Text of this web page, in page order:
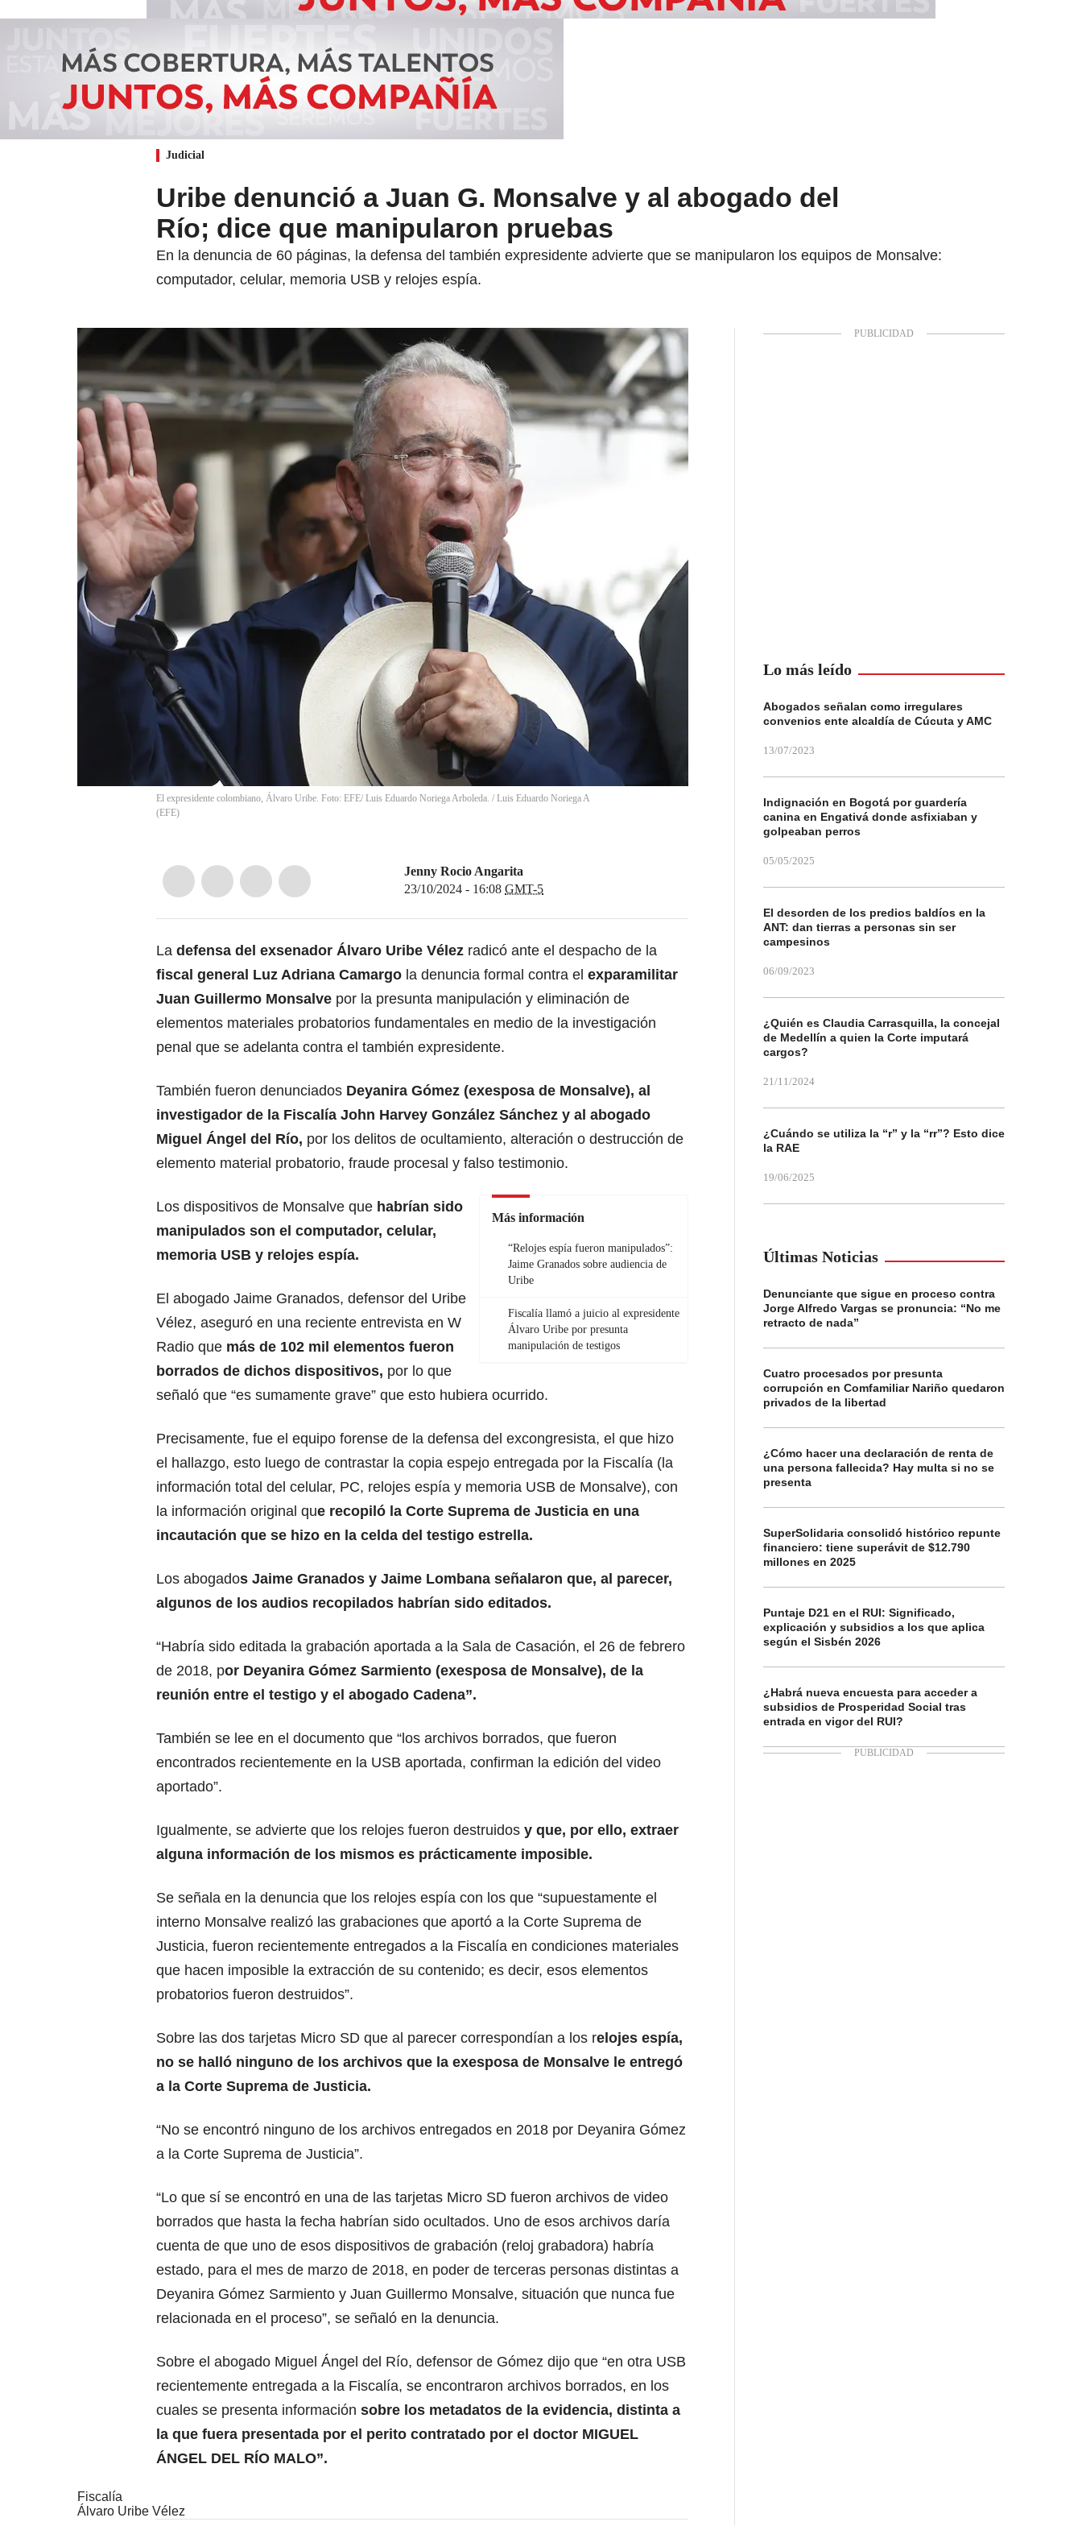
Judicial
Uribe denunció a Juan G. Monsalve y al abogado del
Río; dice que manipularon pruebas
En la denuncia de 60 páginas, la defensa del también expresidente advierte que se manipularon los equipos de Monsalve:
computador, celular, memoria USB y relojes espía.
El expresidente colombiano, Álvaro Uribe. Foto: EFE/ Luis Eduardo Noriega Arboleda. / Luis Eduardo Noriega A
(EFE)
Jenny Rocio Angarita
23/10/2024 - 16:08 GMT-5
La defensa del exsenador Álvaro Uribe Vélez radicó ante el despacho de la
fiscal general Luz Adriana Camargo la denuncia formal contra el exparamilitar
Juan Guillermo Monsalve por la presunta manipulación y eliminación de
elementos materiales probatorios fundamentales en medio de la investigación
penal que se adelanta contra el también expresidente.
También fueron denunciados Deyanira Gómez (exesposa de Monsalve), al
investigador de la Fiscalía John Harvey González Sánchez y al abogado
Miguel Ángel del Río, por los delitos de ocultamiento, alteración o destrucción de
elemento material probatorio, fraude procesal y falso testimonio.
Más información
“Relojes espía fueron manipulados”:
Jaime Granados sobre audiencia de
Uribe
Fiscalía llamó a juicio al expresidente
Álvaro Uribe por presunta
manipulación de testigos
Los dispositivos de Monsalve que habrían sido
manipulados son el computador, celular,
memoria USB y relojes espía.
El abogado Jaime Granados, defensor del Uribe
Vélez, aseguró en una reciente entrevista en W
Radio que más de 102 mil elementos fueron
borrados de dichos dispositivos, por lo que
señaló que “es sumamente grave” que esto hubiera ocurrido.
Precisamente, fue el equipo forense de la defensa del excongresista, el que hizo
el hallazgo, esto luego de contrastar la copia espejo entregada por la Fiscalía (la
información total del celular, PC, relojes espía y memoria USB de Monsalve), con
la información original que recopiló la Corte Suprema de Justicia en una
incautación que se hizo en la celda del testigo estrella.
Los abogados Jaime Granados y Jaime Lombana señalaron que, al parecer,
algunos de los audios recopilados habrían sido editados.
“Habría sido editada la grabación aportada a la Sala de Casación, el 26 de febrero
de 2018, por Deyanira Gómez Sarmiento (exesposa de Monsalve), de la
reunión entre el testigo y el abogado Cadena”.
También se lee en el documento que “los archivos borrados, que fueron
encontrados recientemente en la USB aportada, confirman la edición del video
aportado”.
Igualmente, se advierte que los relojes fueron destruidos y que, por ello, extraer
alguna información de los mismos es prácticamente imposible.
Se señala en la denuncia que los relojes espía con los que “supuestamente el
interno Monsalve realizó las grabaciones que aportó a la Corte Suprema de
Justicia, fueron recientemente entregados a la Fiscalía en condiciones materiales
que hacen imposible la extracción de su contenido; es decir, esos elementos
probatorios fueron destruidos”.
Sobre las dos tarjetas Micro SD que al parecer correspondían a los relojes espía,
no se halló ninguno de los archivos que la exesposa de Monsalve le entregó
a la Corte Suprema de Justicia.
“No se encontró ninguno de los archivos entregados en 2018 por Deyanira Gómez
a la Corte Suprema de Justicia”.
“Lo que sí se encontró en una de las tarjetas Micro SD fueron archivos de video
borrados que hasta la fecha habrían sido ocultados. Uno de esos archivos daría
cuenta de que uno de esos dispositivos de grabación (reloj grabadora) habría
estado, para el mes de marzo de 2018, en poder de terceras personas distintas a
Deyanira Gómez Sarmiento y Juan Guillermo Monsalve, situación que nunca fue
relacionada en el proceso”, se señaló en la denuncia.
Sobre el abogado Miguel Ángel del Río, defensor de Gómez dijo que “en otra USB
recientemente entregada a la Fiscalía, se encontraron archivos borrados, en los
cuales se presenta información sobre los metadatos de la evidencia, distinta a
la que fuera presentada por el perito contratado por el doctor MIGUEL
ÁNGEL DEL RÍO MALO”.
Fiscalía
Álvaro Uribe Vélez
Lo más leído
Abogados señalan como irregulares
convenios ente alcaldía de Cúcuta y AMC
13/07/2023
Indignación en Bogotá por guardería
canina en Engativá donde asfixiaban y
golpeaban perros
05/05/2025
El desorden de los predios baldíos en la
ANT: dan tierras a personas sin ser
campesinos
06/09/2023
¿Quién es Claudia Carrasquilla, la concejal
de Medellín a quien la Corte imputará
cargos?
21/11/2024
¿Cuándo se utiliza la “r” y la “rr”? Esto dice
la RAE
19/06/2025
Últimas Noticias
Denunciante que sigue en proceso contra
Jorge Alfredo Vargas se pronuncia: “No me
retracto de nada”
Cuatro procesados por presunta
corrupción en Comfamiliar Nariño quedaron
privados de la libertad
¿Cómo hacer una declaración de renta de
una persona fallecida? Hay multa si no se
presenta
SuperSolidaria consolidó histórico repunte
financiero: tiene superávit de $12.790
millones en 2025
Puntaje D21 en el RUI: Significado,
explicación y subsidios a los que aplica
según el Sisbén 2026
¿Habrá nueva encuesta para acceder a
subsidios de Prosperidad Social tras
entrada en vigor del RUI?